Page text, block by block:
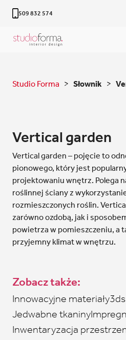
509 832 574
Studio Forma > Słownik >
Vertical garden
Vertical garden – pojęcie to
pionowego, który jest
projektowaniu wnętrz. Polega
roślinnej ściany z
rozmieszczonych roślin.
zarówno ozdobą, jak i
powietrza w pomieszczeniu, a
przyjemny klimat w wnętrzu.
Zobacz także:
Innowacyjne materiały
Jedwabne tkaniny
Inwentaryzacja